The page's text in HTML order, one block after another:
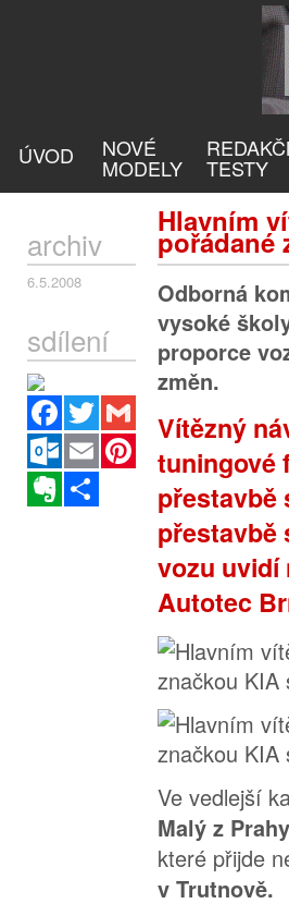
ÚVOD NOVÉ
MODELY TESTY
Hlavním
pořádané
archiv
6.5.2008
sdílení
Facebook
Twitter
Outlook.com
Email
Pinterest
Evernote
Odborná
vysoké
proporce
změn.
Vítězný
tuningové
přestavbě
přestavbě
vozu uvidí
Autotec
Ve vedlejší
Malý z
které přijde
v Trutnově.